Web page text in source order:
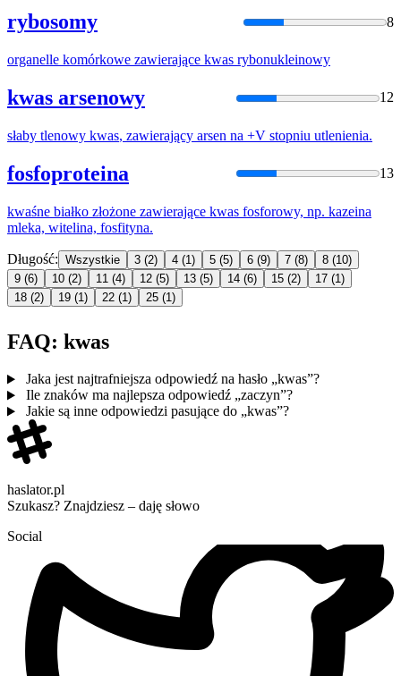
rybosomy 8
organelle komórkowe zawierające kwas rybonukleinowy
kwas arsenowy 12
słaby tlenowy kwas, zawierający arsen na +V stopniu utlenienia.
fosfoproteina 13
kwaśne białko złożone zawierające kwas fosforowy, np. kazeina
mleka, witelina, fosfityna.
Długość: Wszystkie 3 (2) 4 (1) 5 (5) 6 (9) 7 (8) 8 (10)
9 (6) 10 (2) 11 (4) 12 (5) 13 (5) 14 (6) 15 (2) 17 (1)
18 (2) 19 (1) 22 (1) 25 (1)
FAQ: kwas
Jaka jest najtrafniejsza odpowiedź na hasło „kwas”?
Ile znaków ma najlepsza odpowiedź „zaczyn”?
Jakie są inne odpowiedzi pasujące do „kwas”?
haslator.pl
Szukasz? Znajdziesz – daję słowo
Social